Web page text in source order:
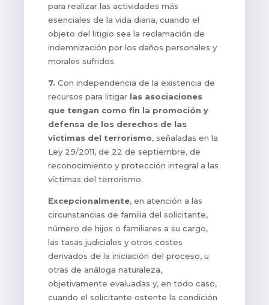
para realizar las actividades más
esenciales de la vida diaria, cuando el
objeto del litigio sea la reclamación de
indemnización por los daños personales y
morales sufridos.
7. Con independencia de la existencia de
recursos para litigar las asociaciones
que tengan como fin la promoción y
defensa de los derechos de las
víctimas del terrorismo, señaladas en la
Ley 29/2011, de 22 de septiembre, de
reconocimiento y protección integral a las
víctimas del terrorismo.
Excepcionalmente, en atención a las
circunstancias de familia del solicitante,
número de hijos o familiares a su cargo,
las tasas judiciales y otros costes
derivados de la iniciación del proceso, u
otras de análoga naturaleza,
objetivamente evaluadas y, en todo caso,
cuando el solicitante ostente la condición